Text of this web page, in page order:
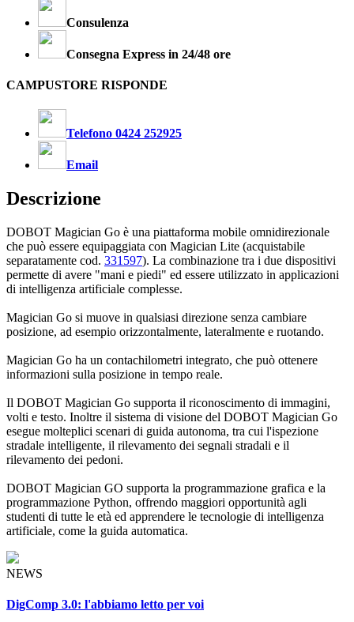
Consulenza
Consegna Express in 24/48 ore
CAMPUSTORE RISPONDE
Telefono 0424 252925
Email
Descrizione
DOBOT Magician Go è una piattaforma mobile omnidirezionale
che può essere equipaggiata con Magician Lite (acquistabile
separatamente cod. 331597). La combinazione tra i due dispositivi
permette di avere "mani e piedi" ed essere utilizzato in applicazioni
di intelligenza artificiale complesse.
Magician Go si muove in qualsiasi direzione senza cambiare
posizione, ad esempio orizzontalmente, lateralmente e ruotando.
Magician Go ha un contachilometri integrato, che può ottenere
informazioni sulla posizione in tempo reale.
Il DOBOT Magician Go supporta il riconoscimento di immagini,
volti e testo. Inoltre il sistema di visione del DOBOT Magician Go
esegue molteplici scenari di guida autonoma, tra cui l'ispezione
stradale intelligente, il rilevamento dei segnali stradali e il
rilevamento dei pedoni.
DOBOT Magician GO supporta la programmazione grafica e la
programmazione Python, offrendo maggiori opportunità agli
studenti di tutte le età ed apprendere le tecnologie di intelligenza
artificiale, come la guida automatica.
NEWS
DigComp 3.0: l'abbiamo letto per voi